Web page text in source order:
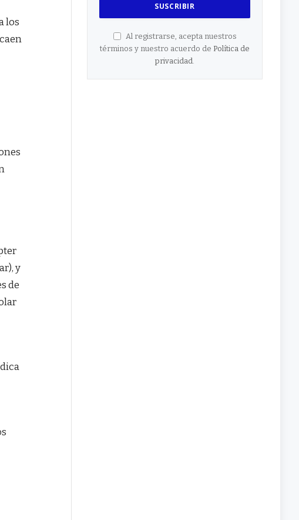
los
y
de
Al registrarse, acepta nuestros
términos y nuestro acuerdo de Política de
privacidad.